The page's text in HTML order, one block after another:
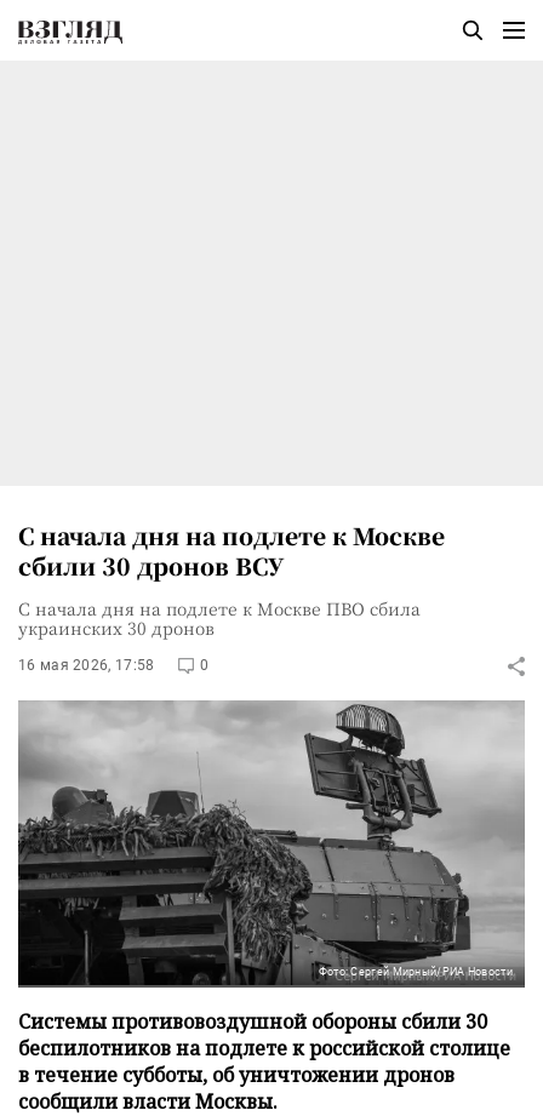
С начала дня на подлете к Москве
сбили 30 дронов ВСУ
С начала дня на подлете к Москве ПВО сбила
украинских 30 дронов
16 мая 2026, 17:58 0
Фото: Сергей Мирный/РИА Новости
Системы противовоздушной обороны сбили 30
беспилотников на подлете к российской столице
в течение субботы, об уничтожении дронов
сообщили власти Москвы.